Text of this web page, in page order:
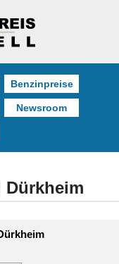
Benzinpreise
Newsroom
Dürkheim